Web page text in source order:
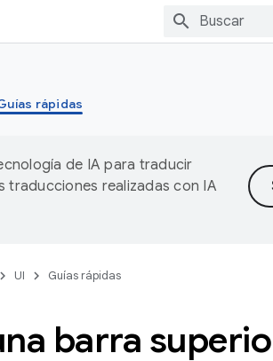
rápidas
de IA para traducir
traducciones realizadas con IA
UI Guías rápidas
barra